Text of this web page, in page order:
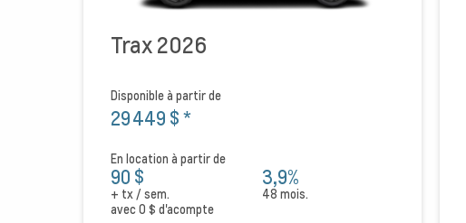
Trax 2026
Disponible à partir de
29 449 $*
En location à partir de
90 $
+ tx / sem.
3,9%
48 mois.
avec0 $ d'acompte